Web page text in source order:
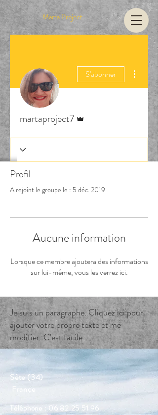
Marta Project
S'abonner
Plus
martaproject7
Profil
A rejoint le groupe le : 5 déc. 2019
Aucune information
Lorsque ce membre ajoutera des informations
sur lui-même, vous les verrez ici.
Je suis un paragraphe. Cliquez ici pour
ajouter votre propre texte et me
modifier. C'est facile.
Sète (34)
France
Téléphone : 06 82 25 51 96